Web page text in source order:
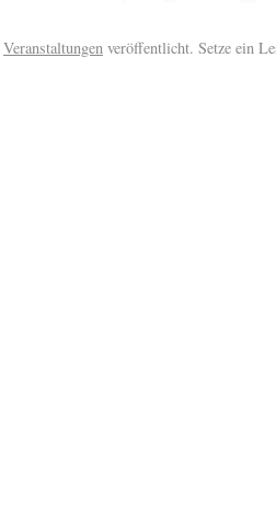
Veranstaltungen veröffentlicht. Setze ein